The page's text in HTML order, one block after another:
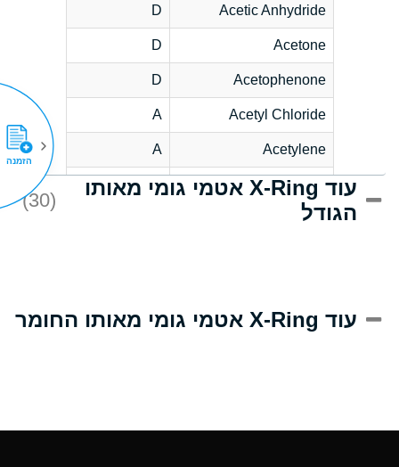
Acetic Anhydride
D
Acetone
D
Acetophenone
D
Acetyl Chloride
A
Acetylene
A
Acrlylonitrile
C
Adipic Acid
(Aqueous)
עוד X-Ring אטמי גומי מאותו
הגודל
(30)
עוד X-Ring אטמי גומי מאותו החומר
הזמנה